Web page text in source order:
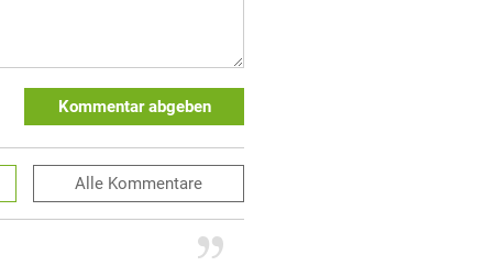
Kommentar abgeben
Alle Kommentare